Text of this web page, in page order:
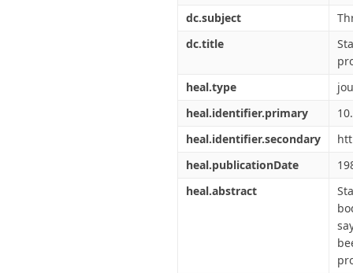
dc.subject
dc.title
heal.type
heal.identifier.primary
heal.identifier.secondary
heal.publicationDate
heal.abstract